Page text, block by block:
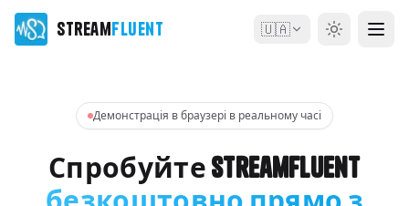
StreamFluent 🇺🇦
Демонстрація в браузері в реальному часі
Спробуйте StreamFluent